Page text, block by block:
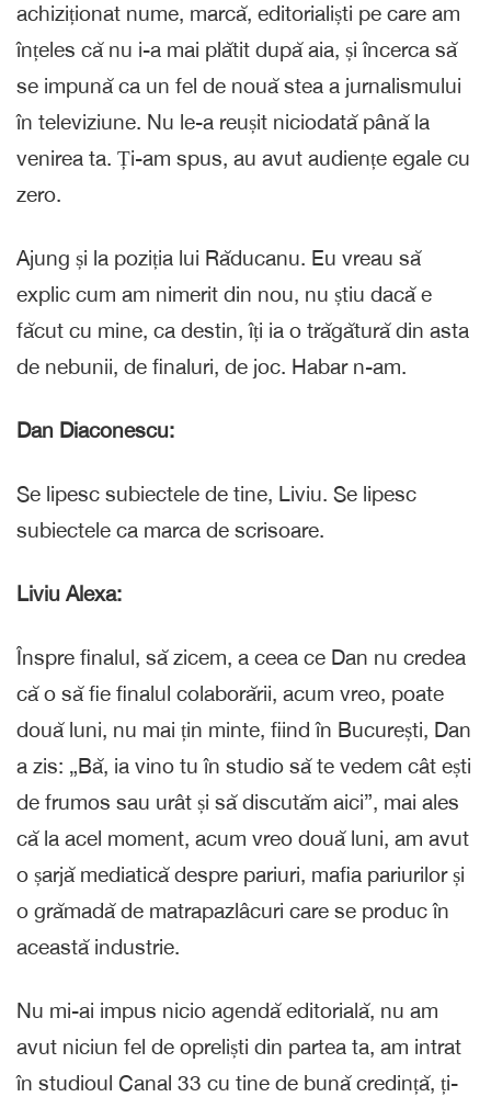
achiziționat nume, marcă, editorialiști pe care am
înțeles că nu i-a mai plătit după aia, și încerca să
se impună ca un fel de nouă stea a jurnalismului
în televiziune. Nu le-a reușit niciodată până la
venirea ta. Ți-am spus, au avut audiențe egale cu
zero.
Ajung și la poziția lui Răducanu. Eu vreau să
explic cum am nimerit din nou, nu știu dacă e
făcut cu mine, ca destin, îți ia o trăgătură din asta
de nebunii, de finaluri, de joc. Habar n-am.
Dan Diaconescu:
Se lipesc subiectele de tine, Liviu. Se lipesc
subiectele ca marca de scrisoare.
Liviu Alexa:
Înspre finalul, să zicem, a ceea ce Dan nu credea
că o să fie finalul colaborării, acum vreo, poate
două luni, nu mai țin minte, fiind în București, Dan
a zis: „Bă, ia vino tu în studio să te vedem cât ești
de frumos sau urât și să discutăm aici”, mai ales
că la acel moment, acum vreo două luni, am avut
o șarjă mediatică despre pariuri, mafia pariurilor și
o grămadă de matrapazlâcuri care se produc în
această industrie.
Nu mi-ai impus nicio agendă editorială, nu am
avut niciun fel de opreliști din partea ta, am intrat
în studioul Canal 33 cu tine de bună credință, ți-